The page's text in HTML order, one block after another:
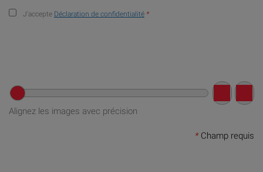
J’accepte Déclaration de confidentialité *
Alignez les images avec précision
*Champ requis